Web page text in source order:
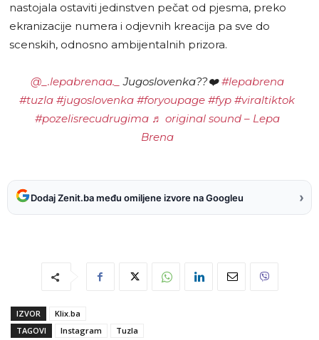
nastojala ostaviti jedinstven pečat od pjesma, preko
ekranizacije numera i odjevnih kreacija pa sve do
scenskih, odnosno ambijentalnih prizora.
@_.lepabrenaa._ Jugoslovenka??❤️#lepabrena
#tuzla #jugoslovenka #foryoupage #fyp #viraltiktok
#pozelisrecudrugima ♬ original sound – Lepa
Brena
Dodaj Zenit.ba među omiljene izvore na Googleu ›
IZVOR
Klix.ba
TAGOVI
Instagram Tuzla